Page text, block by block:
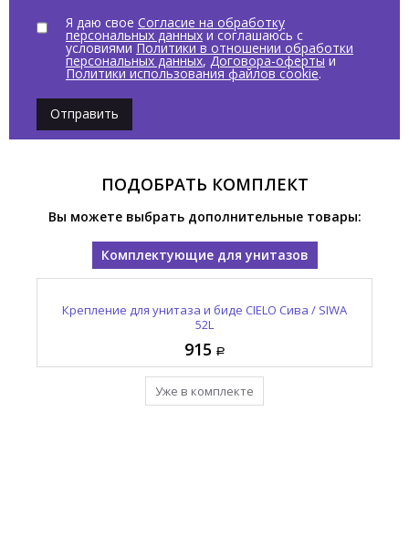
Я даю свое Согласие на обработку
персональных данныхи соглашаюсь с
условиямиПолитики в отношении обработки
персональных данных,Договора-офертыи
Политики использования файлов cookie.
Отправить
ПОДОБРАТЬ КОМПЛЕКТ
Вы можете выбрать дополнительные товары:
Комплектующие для унитазов
Крепление для унитаза и биде CIELO Сива / SIWA
52L
915
Уже в комплекте